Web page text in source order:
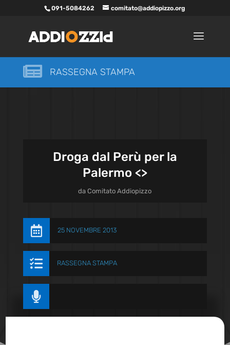
091-5084262 comitato@addiopizzo.org
 RASSEGNA STAMPA
Droga dal Perù per la
Palermo <>
daComitato Addiopizzo
 25 NOVEMBRE 2013
 RASSEGNA STAMPA
